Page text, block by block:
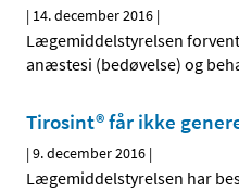
| 14. december 2016 |
Lægemiddelstyrelsen
anæstesi (bedøvelse) og
Tirosint® får ikke
|9. december 2016 |
Lægemiddelstyrelsen har